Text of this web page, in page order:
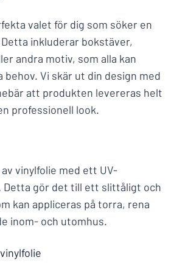
valet för dig som söker en
inkluderar bokstäver,
andra motiv, som alla kan
behov. Vi skär ut din design med
att produkten levereras helt
professionell look.
vinylfolie med ett UV-
Detta gör det till ett slittåligt och
kan appliceras på torra, rena
inom- och utomhus.